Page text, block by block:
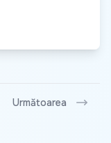
Următoarea